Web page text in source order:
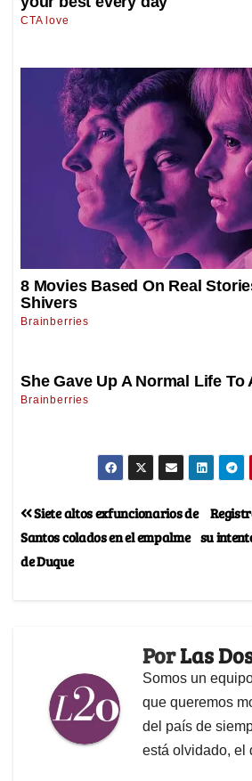
su
Siete altos exfuncionarios de
Santos colados en el empalme
de Duque
PorLas
Somos un
que queremos
del país de
está olvidado, el